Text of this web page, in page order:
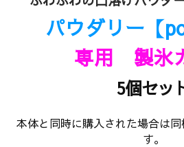
パウダリー【
専用 製氷
5個セッ
本体と同時に購入された場合は
す。